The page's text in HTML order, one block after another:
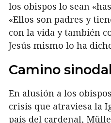
los obispos lo sean
«Ellos son padres y
con la vida y también
Jesús mismo lo ha
Camino
En alusión a los
crisis que atraviesa la
país del cardenal,